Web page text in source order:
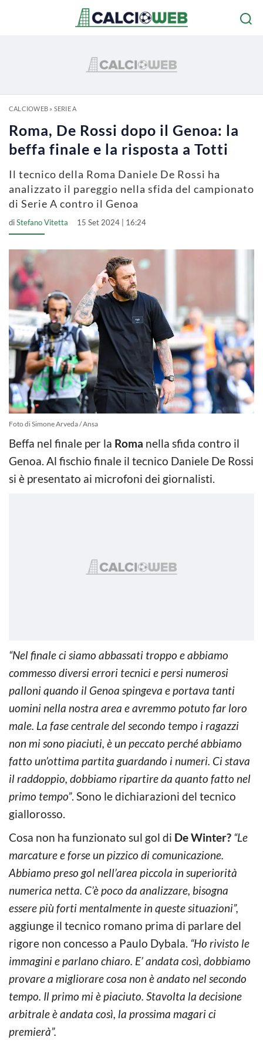
CALCIOWEB» SERIE A
Roma, De Rossi dopo il Genoa: la
beffa finale e la risposta a Totti
Il tecnico della Roma Daniele De Rossi ha
analizzato il pareggio nella sfida del campionato
di Serie A contro il Genoa
diStefano Vitetta 15 Set 2024 | 16:24
Foto di Simone Arveda / Ansa
Beffa nel finale per la Roma nella sfida contro il
Genoa. Al fischio finale il tecnico Daniele De Rossi
si è presentato ai microfoni dei giornalisti.
“Nel finale ci siamo abbassati troppo e abbiamo
commesso diversi errori tecnici e persi numerosi
palloni quando il Genoa spingeva e portava tanti
uomini nella nostra area e avremmo potuto far loro
male. La fase centrale del secondo tempo i ragazzi
non mi sono piaciuti, è un peccato perché abbiamo
fatto un’ottima partita guardando i numeri. Ci stava
il raddoppio, dobbiamo ripartire da quanto fatto nel
primo tempo”. Sono le dichiarazioni del tecnico
giallorosso.
Cosa non ha funzionato sul gol di De Winter? “Le
marcature e forse un pizzico di comunicazione.
Abbiamo preso gol nell’area piccola in superiorità
numerica netta. C’è poco da analizzare, bisogna
essere più forti mentalmente in queste situazioni”,
aggiunge il tecnico romano prima di parlare del
rigore non concesso a Paulo Dybala. “Ho rivisto le
immagini e parlano chiaro. E’ andata così, dobbiamo
provare a migliorare cosa non è andato nel secondo
tempo. Il primo mi è piaciuto. Stavolta la decisione
arbitrale è andata così, la prossima magari ci
premierà”.